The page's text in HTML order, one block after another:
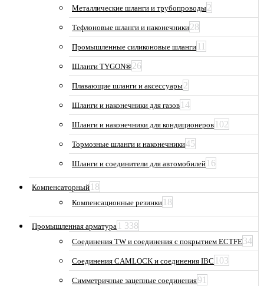
Металлические шланги и трубопроводы2
Тефлоновые шланги и наконечники28
Промышленные силиконовые шланги 11
Шланги TYGON®26
Плавающие шланги и аксессуары2
Шланги и наконечники для газов 14
Шланги и наконечники для кондиционеров 102
Тормозные шланги и наконечники45
Шланги и соединители для автомобилей 16
Компенсаторный 18
Компенсационные резинки 18
Промышленная арматура 1 338
Соединения TW и соединения с покрытием ECTFE34
Соединения CAMLOCK и соединения IBC 103
Симметричные зацепные соединения91